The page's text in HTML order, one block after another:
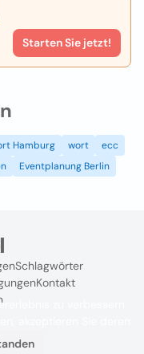
Starten Sie jetzt!
Hamburg wort
ecc
Eventplanung Berlin
Schlagwörter
Kontakt
zu verbessern